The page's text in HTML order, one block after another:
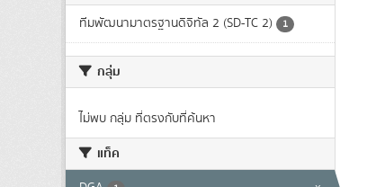
ทีมพัฒนามาตรฐานดิจิทัล 2 (SD-TC 2) 1
กลุ่ม
ไม่พบ กลุ่ม ที่ตรงกับที่ค้นหา
แท็ค